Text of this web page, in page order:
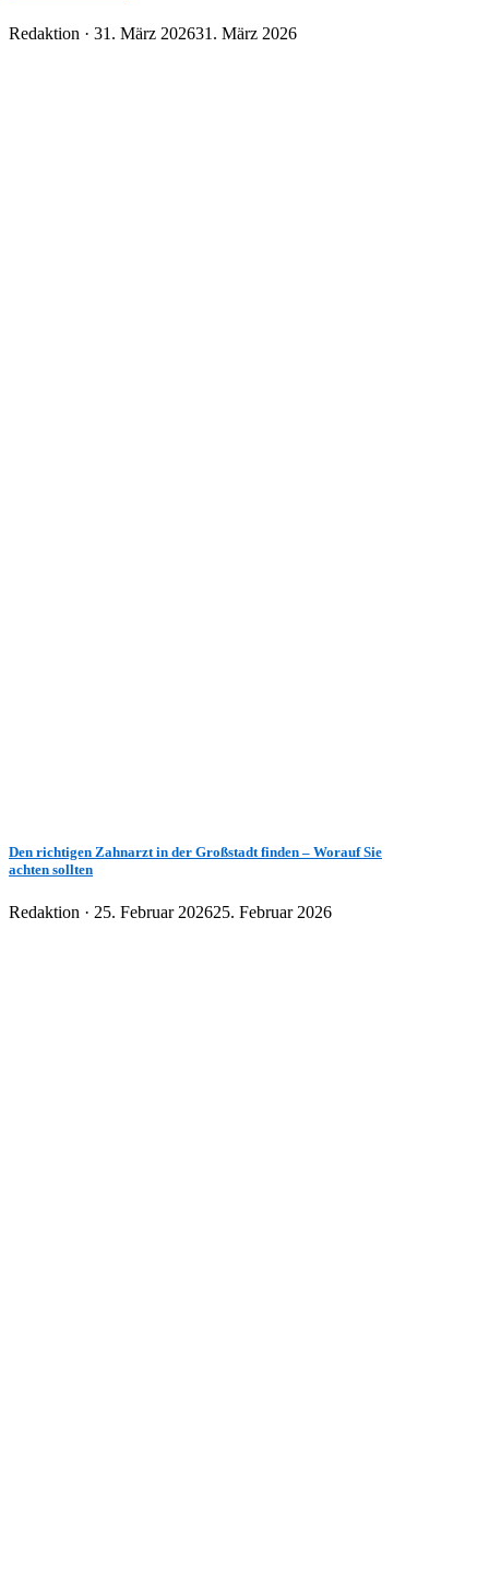
Redaktion · Veröffentlicht
31. März 202631. März 2026
Den richtigen Zahnarzt in der Großstadt finden – Worauf Sie
achten sollten
Redaktion · Veröffentlicht
25. Februar 202625. Februar 2026